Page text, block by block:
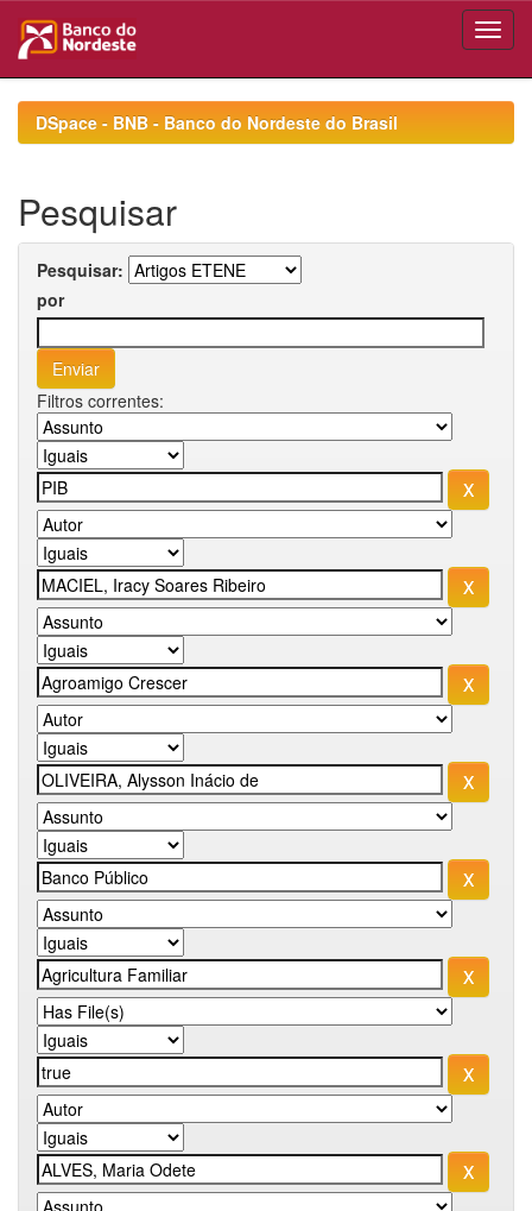
navigationDSpace - BNB - Banco do Nordeste do Brasil
Pesquisar
Pesquisar:
por
Filtros correntes: